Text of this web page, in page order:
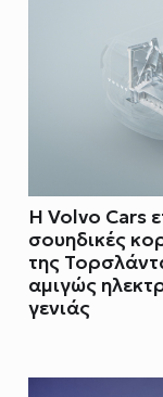
Η Volvo Cars
σουηδικές
της
αμιγώς
γενιάς